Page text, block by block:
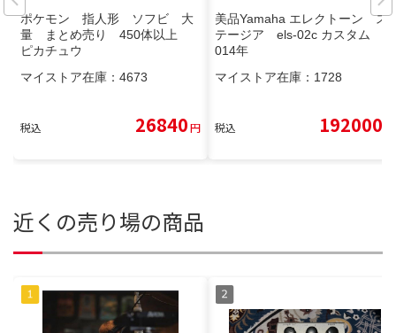
ポケモン 指人形 ソフビ 大
量 まとめ売り 450体以上
ピカチュウ
マイストア在庫： 4673
税込 26840円
美品Yamaha エレクトーン ス
テージア els-02c カスタム 2
014年
マイストア在庫： 1728
税込 192000
近くの売り場の商品